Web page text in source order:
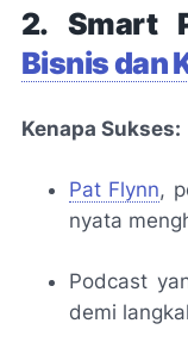
2. Smart
Bisnis dan
Kenapa Sukses:
Pat Flynn,
nyata
Podcast
demi